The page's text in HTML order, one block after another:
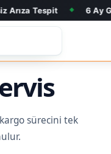
◆ 6 Ay Garanti ◆
sürecini tek